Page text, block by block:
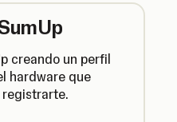
creando un perfil
hardware que
registrarte.